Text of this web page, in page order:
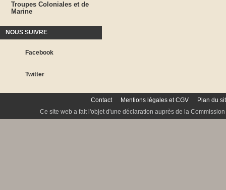
Troupes Coloniales et de
Marine
NOUS SUIVRE
Facebook
Twitter
Contact Mentions légales et CGV
Plan du
Ce site web a fait l'objet d'une déclaration auprès de la